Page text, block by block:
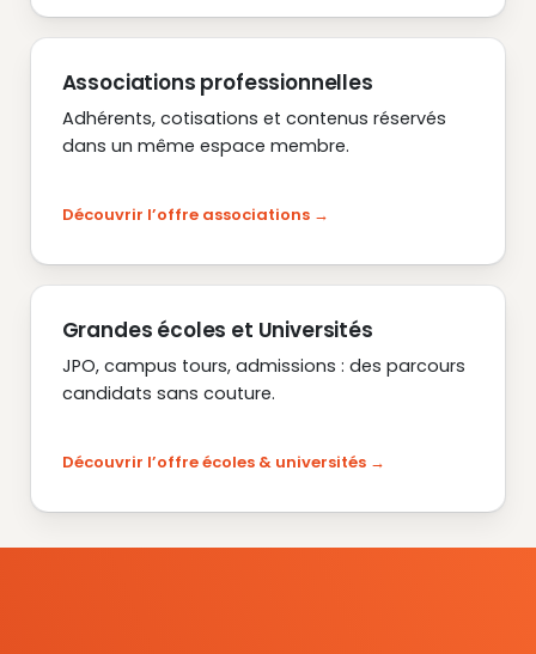
Associations professionnelles
Adhérents, cotisations et contenus réservés
dans un même espace membre.
Découvrir l’offre associations
Grandes écoles et Universités
JPO, campus tours, admissions : des parcours
candidats sans couture.
Découvrir l’offre écoles & universités